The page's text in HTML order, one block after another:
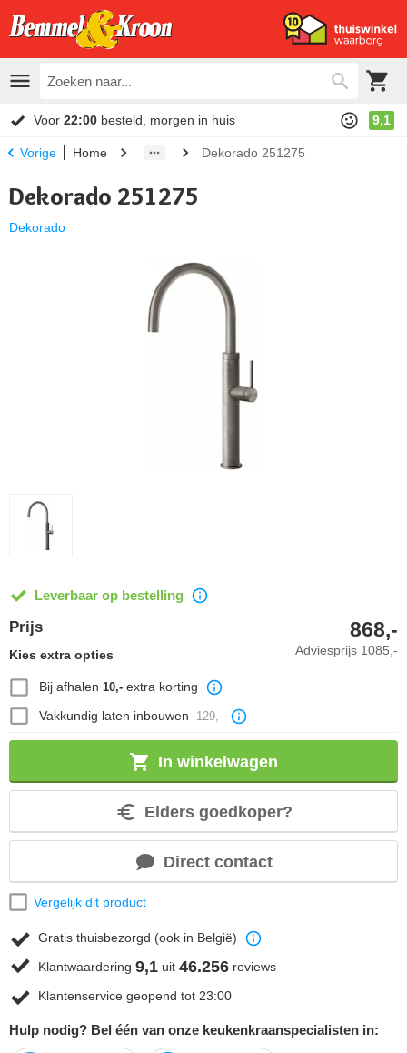
Voor 22:00 besteld, morgen in huis 9,1
Vorige Home Dekorado 251275
Dekorado 251275
Dekorado
Leverbaar op bestelling
Prijs
Adviesprijs 1085,-
868,-
Kies extra opties
Bij afhalen 10,-extra korting
Vakkundig laten inbouwen
129,-
In winkelwagen
Elders goedkoper?
Direct contact
Vergelijk dit product
Gratis thuisbezorgd (ook in België)
Klantwaardering 9,1 uit 46.256 reviews
Klantenservice geopend tot 23:00
Hulp nodig? Bel één van onze keukenkraanspecialisten in: